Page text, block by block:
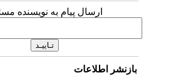
ارسال پیام به نویسنده مسئول
بازنشر اطلاعات